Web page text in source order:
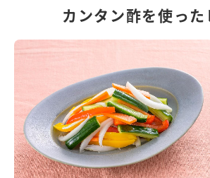
カンタン酢を使った